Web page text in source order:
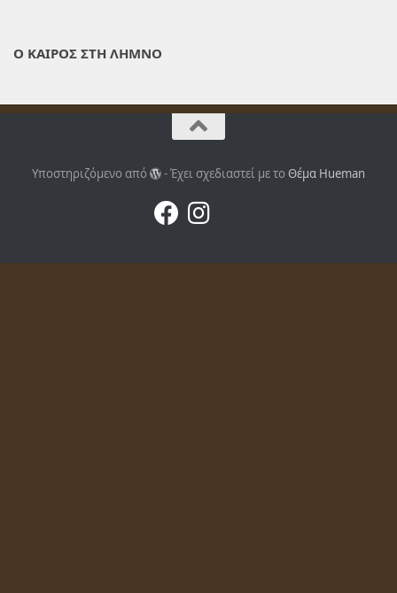
Ο ΚΑΙΡΟΣ ΣΤΗ ΛΗΜΝΟ
Υποστηριζόμενο από - Έχει σχεδιαστεί με το Θέμα Ηueman